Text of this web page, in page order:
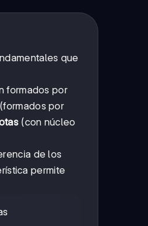
que
formados por
por
(con núcleo
de los
permite